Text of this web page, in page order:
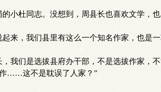
小杜同志。没想到，周县长也喜欢文学，
来，我们县里有这么一个知名作家，也是
我们是选拔县府办干部，不是选拔作家
……这不是耽误了人家？”